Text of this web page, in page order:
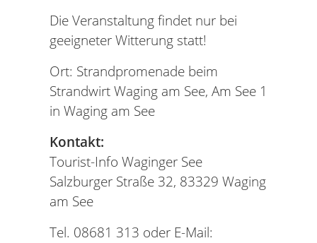
Die Veranstaltung findet nur bei
geeigneter Witterung statt!
Ort: Strandpromenade beim
Strandwirt Waging am See, Am See 1
in Waging am See
Kontakt:
Tourist-Info Waginger See
Salzburger Straße 32, 83329 Waging
am See
Tel. 08681 313 oder E-Mail: